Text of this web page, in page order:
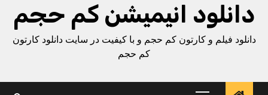
دانلود انیمیشن کم حجم
دانلود فیلم و کارتون کم حجم و با کیفیت در سایت دانلود کارتون
کم حجم